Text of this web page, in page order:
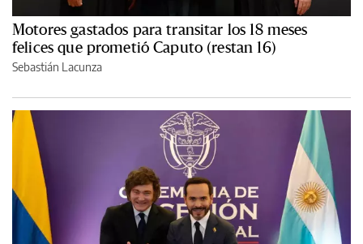
Motores gastados para transitar los 18 meses
felices que prometió Caputo (restan 16)
Sebastián Lacunza